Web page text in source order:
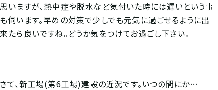
思いますが、熱中症や脱水など気付いた時には遅いという事
も伺います。早めの対策で少しでも元気に過ごせるように出
来たら良いですね。どうか気をつけてお過ごし下さい。
さて、新工場(第6工場)建設の近況です。いつの間にか…